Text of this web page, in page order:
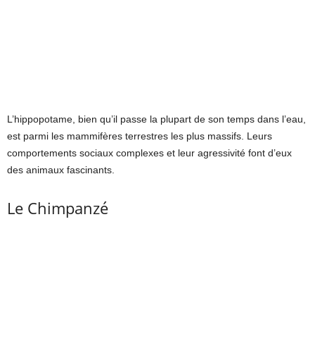
L’hippopotame, bien qu’il passe la plupart de son temps dans l’eau,
est parmi les mammifères terrestres les plus massifs. Leurs
comportements sociaux complexes et leur agressivité font d’eux
des animaux fascinants.
Le Chimpanzé